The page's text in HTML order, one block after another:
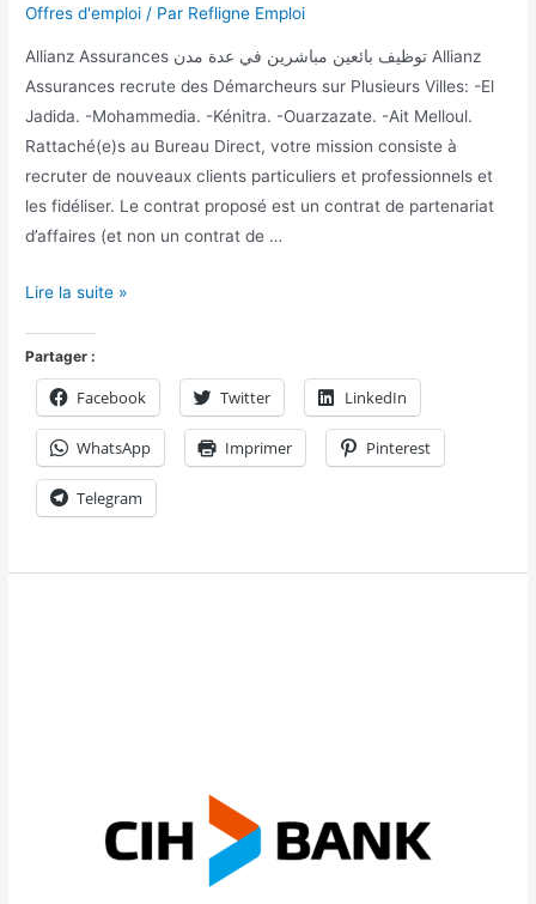
Offres d'emploi / Par Refligne Emploi
Allianz Assurances توظيف بائعين مباشرين في عدة مدن Allianz
Assurances recrute des Démarcheurs sur Plusieurs Villes: -El
Jadida. -Mohammedia. -Kénitra. -Ouarzazate. -Ait Melloul.
Rattaché(e)s au Bureau Direct, votre mission consiste à
recruter de nouveaux clients particuliers et professionnels et
les fidéliser. Le contrat proposé est un contrat de partenariat
d’affaires (et non un contrat de …
Lire la suite »
Partager :
Facebook Twitter LinkedIn
WhatsApp Imprimer Pinterest
Telegram